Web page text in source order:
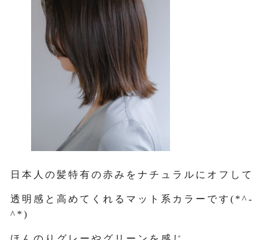
日本人の髪特有の赤みをナチュラルにオフして
透明感と高めてくれるマット系カラーです(*^-
^*)